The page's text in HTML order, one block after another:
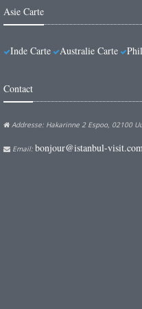
Asie Carte
Inde Carte Australie Carte
Contact
Addresse: Hakarinne 2 Espoo, 02100
Email: bonjour@istanbul-